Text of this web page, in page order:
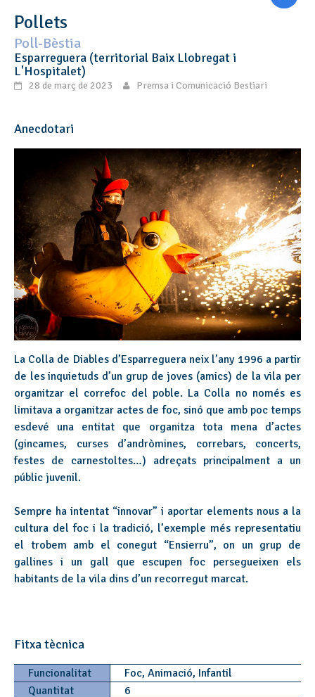
Pollets
Poll-Bèstia
Esparreguera (territorial Baix Llobregat i
L'Hospitalet)
28 de març de 2023 Premsa i Comunicació Bestiari
Anecdotari
La Colla de Diables d’Esparreguera neix l’any 1996 a partir
de les inquietuds d’un grup de joves (amics) de la vila per
organitzar el correfoc del poble. La Colla no només es
limitava a organitzar actes de foc, sinó que amb poc temps
esdevé una entitat que organitza tota mena d’actes
(gincames, curses d’andròmines, correbars, concerts,
festes de carnestoltes…) adreçats principalment a un
públic juvenil.
Sempre ha intentat “innovar” i aportar elements nous a la
cultura del foc i la tradició, l’exemple més representatiu
el trobem amb el conegut “Ensierru”, on un grup de
gallines i un gall que escupen foc persegueixen els
habitants de la vila dins d’un recorregut marcat.
Fitxa tècnica
Funcionalitat
Foc, Animació, Infantil
Quantitat
6